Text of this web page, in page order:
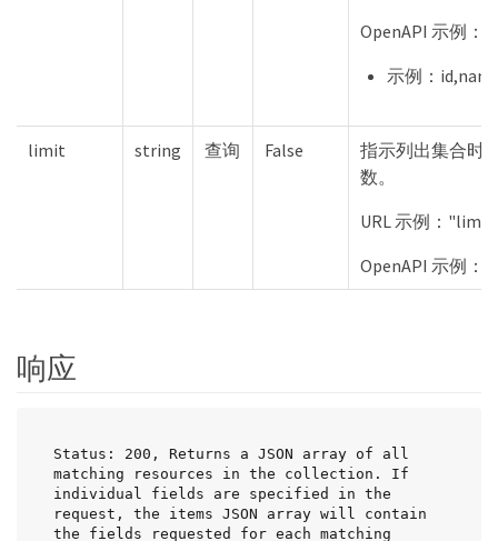
OpenAPI 示例：
示例：
limit string 查询 False
指示列出集合时
数。
URL 示例：
OpenAPI 示例：
响应
Status: 200, Returns a JSON array of all
matching resources in the collection. If
individual fields are specified in the
request, the items JSON array will contain
the fields requested for each matching